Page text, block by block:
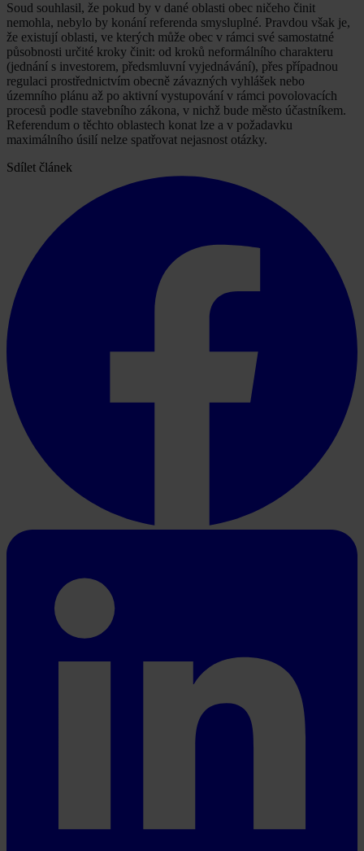
Soud souhlasil, že pokud by v dané oblasti obec ničeho činit
nemohla, nebylo by konání referenda smysluplné. Pravdou však je,
že existují oblasti, ve kterých může obec v rámci své samostatné
působnosti určité kroky činit: od kroků neformálního charakteru
(jednání s investorem, předsmluvní vyjednávání), přes případnou
regulaci prostřednictvím obecně závazných vyhlášek nebo
územního plánu až po aktivní vystupování v rámci povolovacích
procesů podle stavebního zákona, v nichž bude město účastníkem.
Referendum o těchto oblastech konat lze a v požadavku
maximálního úsilí nelze spatřovat nejasnost otázky.
Sdílet článek